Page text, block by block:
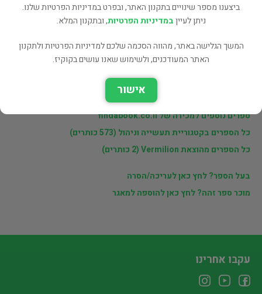
פרטי המוכר
מוכרי findabook.co.il
ספרים נוספים למכירה של findabook.co.il
כל הספרים בקטגוריית תעשייה וניהול (573 כותרים)
כל הספרים מהוצאת Vermilion (2 כותרים)
בעל הספר? לחץ כאן לעריכה/הסרה
מוכר ספר זהה? לחץ כאן להוספה למאגר
ביצענו מספר שינויים בתקנון האתר, ובפרט במדיניות הפרטיות שלנו.
ניתן לעייןבמדיניות הפרטיות, ובתקנון המלא.
המשך הגלישה באתר, מהווה הסכמה שלכם למדיניות הפרטיות ולתקנון
האתר המעודכנים, ולשימוש שאנו עושים בקוקיז.
אישור
עקבו אחרינו